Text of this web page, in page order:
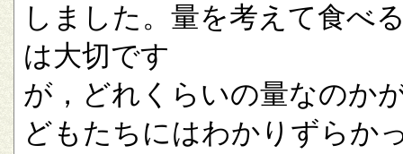
しました。量を考えて食べ
は大切です
が，どれくらいの量なのか
どもたちにはわかりずらか